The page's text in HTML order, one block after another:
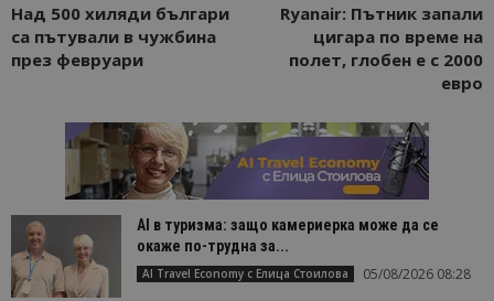
Над 500 хиляди българи
са пътували в чужбина
през февруари
Ryanair: Пътник запали
цигара по време на
полет, глобен е с 2000
евро
AI в туризма: защо камериерка може да се
окаже по-трудна за...
AI Travel Economy с Елица Стоилова 05/08/2026 08:28